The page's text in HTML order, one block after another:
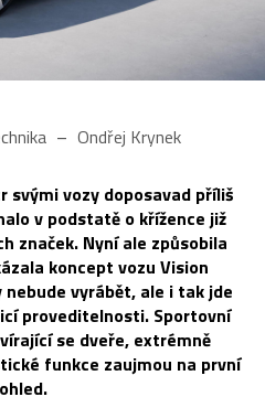
Ondřej Krynek
svými vozy doposavad příliš
v podstatě o křížence již
značek. Nyní ale způsobila
koncept vozu Vision
vyrábět, ale i tak jde
proveditelnosti. Sportovní
se dveře, extrémně
funkce zaujmou na první